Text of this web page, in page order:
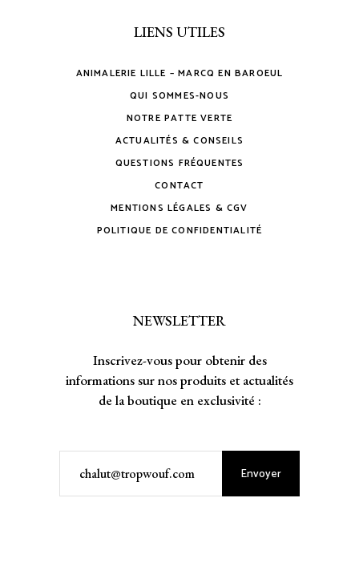
LIENS UTILES
ANIMALERIE LILLE – MARCQ EN BAROEUL
QUI SOMMES-NOUS
NOTRE PATTE VERTE
ACTUALITÉS & CONSEILS
QUESTIONS FRÉQUENTES
CONTACT
MENTIONS LÉGALES & CGV
POLITIQUE DE CONFIDENTIALITÉ
NEWSLETTER
Inscrivez-vous pour obtenir des
informations sur nos produits et actualités
de la boutique en exclusivité :
Envoyer